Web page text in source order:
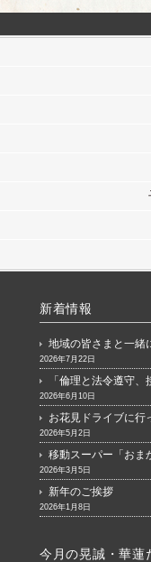
新着情報
地域の皆さまと一緒
2026年7月22日
「倫理と法令遵守
2026年6月10日
お花見ドライブに行
2026年5月2日
移動スーパー「おま
2026年3月5日
新年のご挨拶
2026年1月8日
今月の晃誠・華蓮